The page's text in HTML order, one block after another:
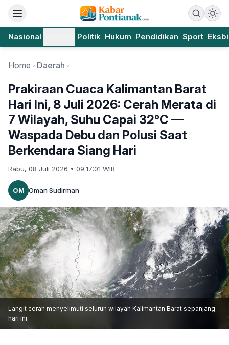
Nasional Politik Hukum Pendidikan Sport
Home Daerah
Prakiraan Cuaca Kalimantan Barat
Hari Ini, 8 Juli 2026: Cerah Merata di
7 Wilayah, Suhu Capai 32°C —
Waspada Debu dan Polusi Saat
Berkendara Siang Hari
Rabu, 08 Juli 2026 • 09:17:01 WIB
OM Oman Sudirman
Langit cerah menyelimuti seluruh wilayah Kalimantan Barat sepanjang
hari ini.